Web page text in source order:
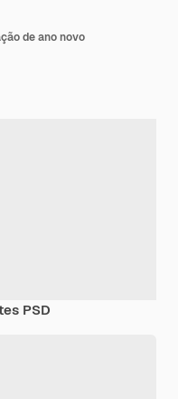
de ano novo
PSD